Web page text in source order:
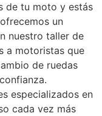
de tu moto y estás
un
nuestro taller de
a motoristas que
de ruedas
especializados en
cada vez más